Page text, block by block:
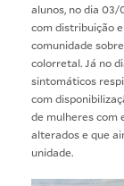
alunos, no dia 03/
com distribuição
comunidade
colorretal. Já no
sintomáticos
com
de mulheres com
alterados e que
unidade.